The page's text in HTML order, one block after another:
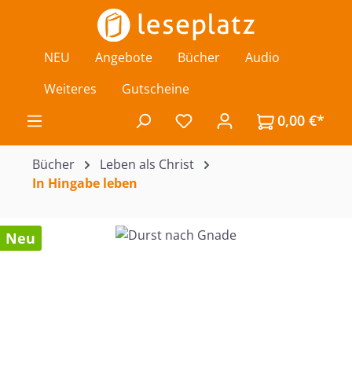
Zum Hauptinhalt springen
NEU Angebote Bücher
Audio
Weiteres
Gutscheine
Du hast 0 Produkte auf
0,00 €*
Bücher
Leben als Christ
In Hingabe leben
Neu
Bildergalerie überspringen